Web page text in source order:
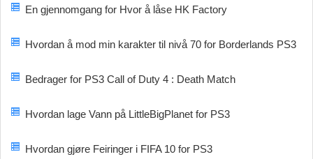
En gjennomgang for Hvor å låse HK Factory
Hvordan å mod min karakter til nivå 70 for Borderlands PS3
Bedrager for PS3 Call of Duty 4 : Death Match
Hvordan lage Vann på LittleBigPlanet for PS3
Hvordan gjøre Feiringer i FIFA 10 for PS3